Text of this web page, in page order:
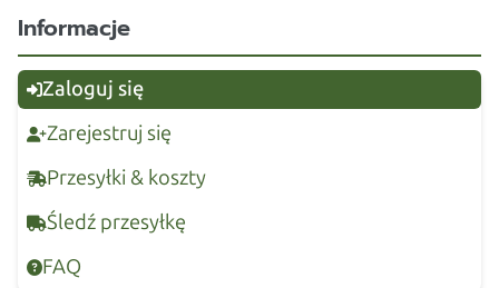
Informacje
Zaloguj się
Zarejestruj się
Przesyłki & koszty
Śledź przesyłkę
FAQ